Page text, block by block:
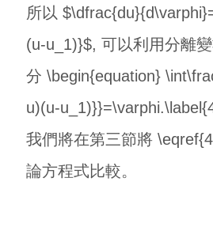
所以
(u-u_1)}$, 可以利用分離
分 \begin{equation}
u)(u-
我們將在第三節將
論方程式比較。